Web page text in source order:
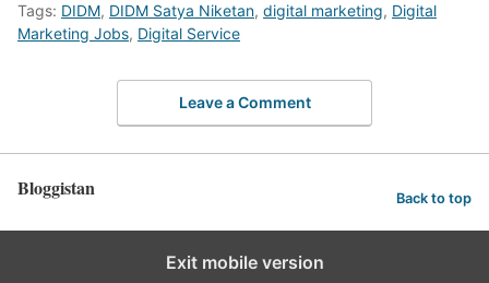
Tags: DIDM, DIDM Satya Niketan, digital marketing, Digital
Marketing Jobs, Digital Service
Leave a Comment
Bloggistan Back to top
Exit mobile version